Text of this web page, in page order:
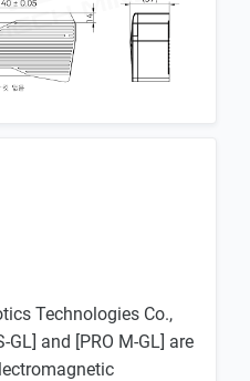
Technologies Co.,
GL] and [PRO M-GL] are